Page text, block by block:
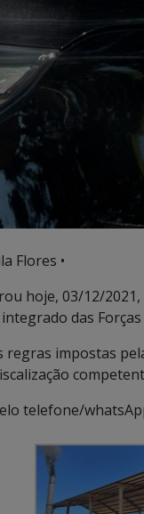
Flores •
hoje, 03/12/
das
impostas
telefone/